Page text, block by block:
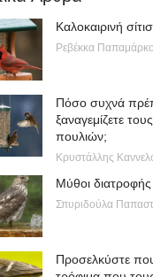
Καλοκαιρινή
Ρεβέκκα
Πόσο συχνά
ξαναγεμίζετε
πουλιών;
Κρυστάλλης
Μύθοι
Σπυριδούλα
Προσελκύστε